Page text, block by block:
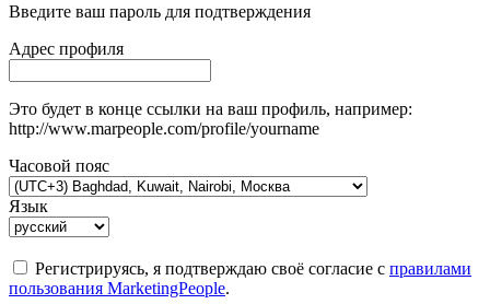
Введите ваш пароль для подтверждения
Адрес профиля
Это будет в конце ссылки на ваш профиль, например:
http://www.marpeople.com/profile/yourname
Часовой пояс
Язык
Регистрируясь, я подтверждаю своё согласие с правилами
пользования MarketingPeople.